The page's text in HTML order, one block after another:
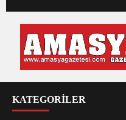
KATEGORİLER